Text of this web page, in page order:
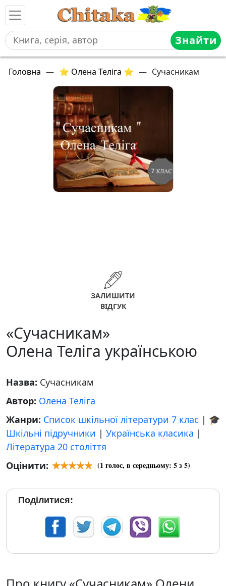
Знайти
Головна — ⭐ Олена Теліга ⭐ — Сучасникам
ЗАЛИШИТИ
ВІДГУК
«Сучасникам»
Олена Теліга українською
Назва: Сучасникам
Автор: Олена Теліга
Жанри: Список шкільної літератури 7 клас | 🎓
Шкільні підручники | Українська класика |
Література 20 століття
Оцінити:
(1 голос, в середньому: 5з 5)
Поділитися: